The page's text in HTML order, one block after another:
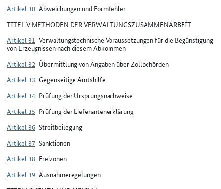
Artikel 30 Abweichungen und Formfehler
TITEL V METHODEN DER VERWALTUNGSZUSAMMENARBEIT
Artikel 31 Verwaltungstechnische Voraussetzungen für die Begünstigung
von Erzeugnissen nach diesem Abkommen
Artikel 32 Übermittlung von Angaben über Zollbehörden
Artikel 33 Gegenseitige Amtshilfe
Artikel 34 Prüfung der Ursprungsnachweise
Artikel 35 Prüfung der Lieferantenerklärung
Artikel 36 Streitbeilegung
Artikel 37 Sanktionen
Artikel 38 Freizonen
Artikel 39 Ausnahmeregelungen